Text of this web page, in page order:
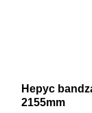
Hepyc
2155mm